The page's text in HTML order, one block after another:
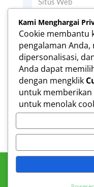
Simpan
pada
berikutnya.
KIRIM
Kami Menghargai
Cookie membantu
pengalaman
dipersonalisasi,
Anda dapat
dengan mengklik
untuk
untuk menolak